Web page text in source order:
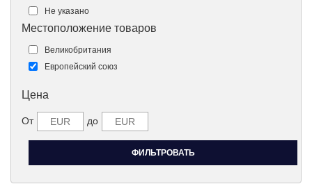
Не указано
Местоположение товаров
Великобритания
Европейский союз
Цена
От до